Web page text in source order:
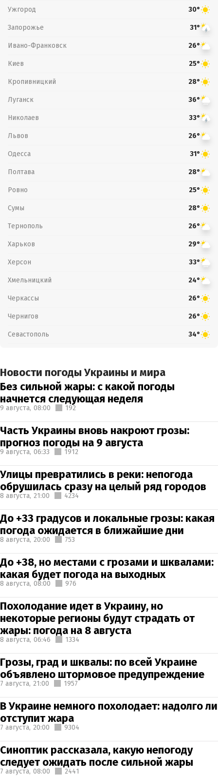
Ужгород 30°
Запорожье 31°
Ивано-Франковск 26°
Киев 25°
Кропивницкий 28°
Луганск 36°
Николаев 33°
Львов 26°
Одесса 31°
Полтава 28°
Ровно 25°
Сумы 28°
Тернополь 26°
Харьков 29°
Херсон 33°
Хмельницкий 24°
Черкассы 26°
Чернигов 26°
Севастополь 34°
Новости погоды Украины и мира
Без сильной жары: с какой погоды
начнется следующая неделя
9 августа, 08:00 192
Часть Украины вновь накроют грозы:
прогноз погоды на 9 августа
9 августа, 06:33 1912
Улицы превратились в реки: непогода
обрушилась сразу на целый ряд городов
8 августа, 21:00 4234
До +33 градусов и локальные грозы: какая
погода ожидается в ближайшие дни
8 августа, 20:00 753
До +38, но местами с грозами и шквалами:
какая будет погода на выходных
8 августа, 08:00 976
Похолодание идет в Украину, но
некоторые регионы будут страдать от
жары: погода на 8 августа
8 августа, 06:46 1334
Грозы, град и шквалы: по всей Украине
объявлено штормовое предупреждение
7 августа, 21:00 1957
В Украине немного похолодает: надолго ли
отступит жара
7 августа, 20:00 9304
Синоптик рассказала, какую непогоду
следует ожидать после сильной жары
7 августа, 08:00 2441